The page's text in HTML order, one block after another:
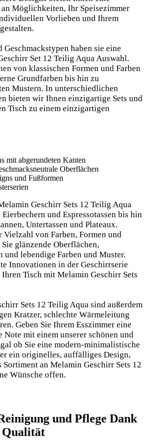
⁣Möglichkeiten,⁢ Ihr Speisezimmer
Vorlieben und Ihrem
Geschmackstypen haben sie eine
Set 12 Teilig Aqua Auswahl.
von‍ klassischen Formen ⁣und Farben
Grundfarben bis hin zu⁤
Mustern. In‌ unterschiedlichen
bieten wir Ihnen einzigartige Sets und
Tisch‌ zu einem einzigartigen
mit abgerundeten Kanten
Oberflächen
und ‍Fußformen
Geschirr Sets 12 ⁤Teilig Aqua
und Espressotassen bis ‍hin
Untertassen und Plateaux.⁣
⁢Vielzahl von Farben, Formen und
‍glänzende Oberflächen,
⁢und lebendige Farben und Muster.
Innovationen in der ‌Geschirrserie
Tisch mit‌ Melamin Geschirr Sets
Sets​ 12⁣ Teilig Aqua sind außerdem
Kratzer, schlechte Wärmeleitung
Geben Sie Ihrem Esszimmer eine⁣
​Note mit einem unserer schönen und⁣
ob Sie eine modern-minimalistische
ein originelles, auffälliges Design,
Sortiment an Melamin Geschirr Sets 12
Wünsche offen.
und Pflege Dank